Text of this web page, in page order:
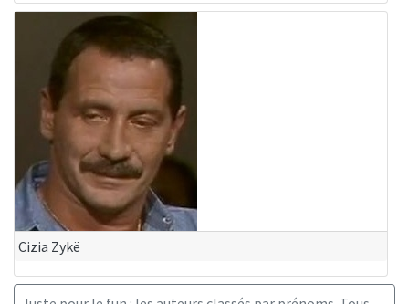
Cizia Zykë